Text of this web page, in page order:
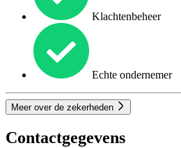
Klachtenbeheer
Echte ondernemer
Meer over de zekerheden
Contactgegevens